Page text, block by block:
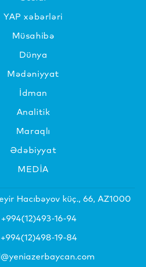
YAP xəbərləri
Müsahibə
Dünya
Mədəniyyat
İdman
Analitik
Maraqlı
Ədəbiyyat
MEDİA
Hacıbəyov küç., 66, AZ1000
+994(12)493-16-94
+994(12)498-19-84